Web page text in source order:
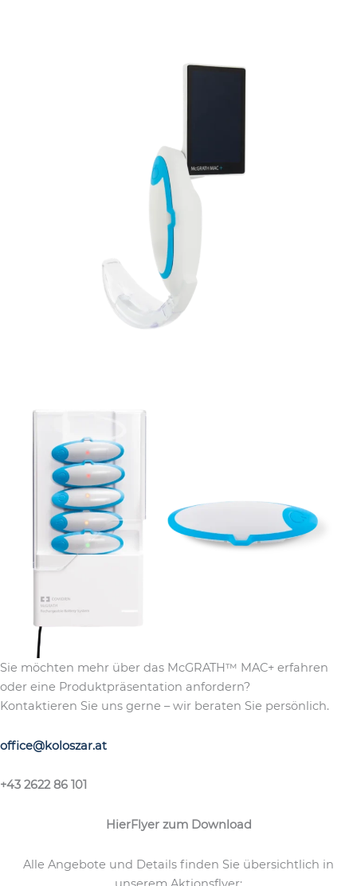
Sie möchten mehr über das McGRATH™ MAC+ erfahren
oder eine Produktpräsentation anfordern?
Kontaktieren Sie uns gerne – wir beraten Sie persönlich.
office@koloszar.at
+43 2622 86 101
HierFlyer zum Download
Alle Angebote und Details finden Sie übersichtlich in